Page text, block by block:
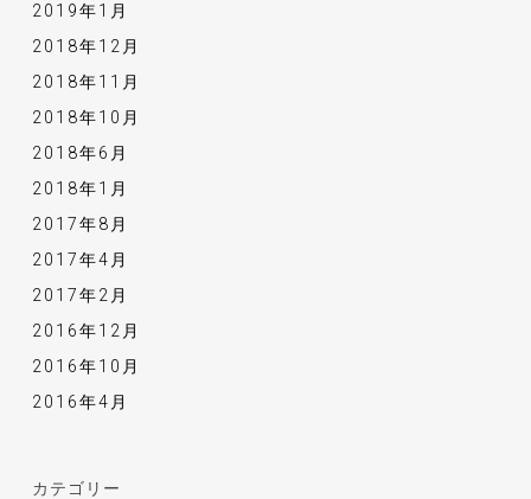
2019年1月
2018年12月
2018年11月
2018年10月
2018年6月
2018年1月
2017年8月
2017年4月
2017年2月
2016年12月
2016年10月
2016年4月
カテゴリー